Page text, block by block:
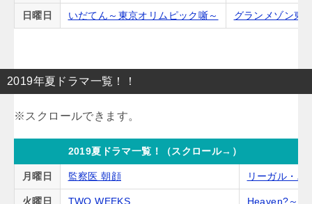
日曜日 いだてん～東京オリムピック噺～ グランメゾン東
2019年夏ドラマ一覧！！
2019夏ドラマ一覧！（スクロール→）
月曜日 監察医 朝顔 リーガル・ハ
火曜日 TWO WEEKS Heaven?～ご